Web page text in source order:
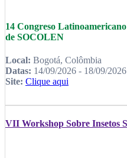
14 Congreso
de SOCOLEN
Local: Bogotá, Colômbia
Datas: 14/09/2026 - 18/09/2026
Site: Clique aqui
VII Workshop Sobre Insetos